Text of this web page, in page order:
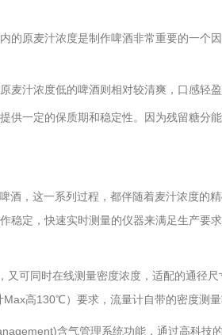
原麦汁浓度是制作啤酒非常重要的一
麦汁浓度低的啤酒则相对较清爽，口感轻盈
一定的保质期和稳定性。因为残留糖
，这一系列过程，都伴随着麦汁浓度
定，快速实时测量的仪器来满足生产要求
可同时在线测量密度浓度，适配的通
高130℃）要求，流量计自带的密度测量
含气管理系统功能，通过高科